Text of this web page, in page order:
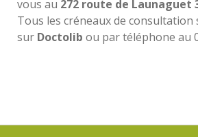
vous au 272 route de Launaguet
Tous les créneaux de
sur Doctolib ou par téléphone au